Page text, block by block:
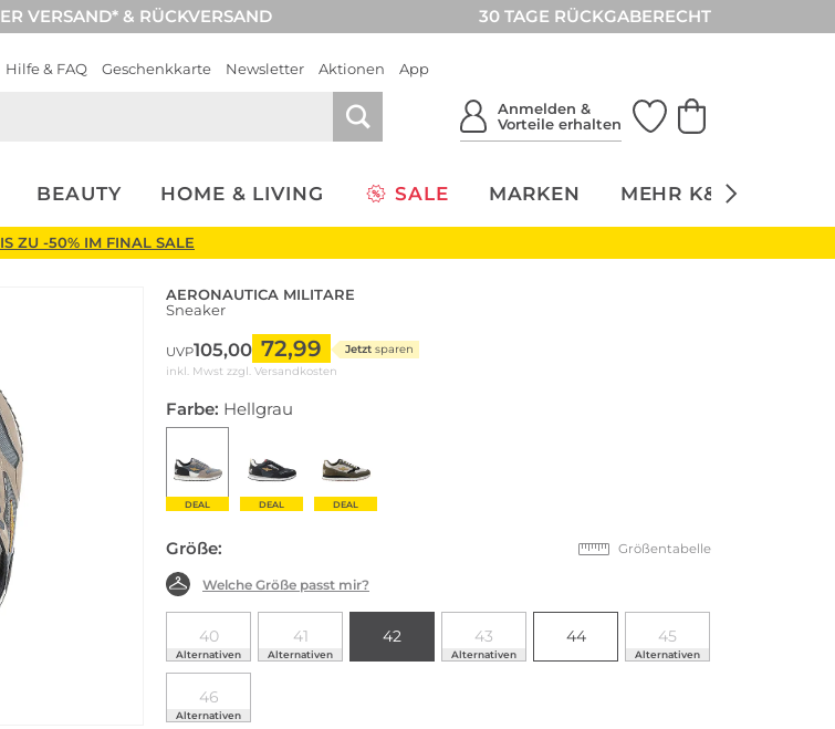
VERSAND* & RÜCKVERSAND 30 TAGE RÜCKGABERECHT
Hilfe & FAQ Geschenkkarte Newsletter Aktionen App
Anmelden &
Vorteile erhalten
BEAUTY HOME & LIVING SALE MARKEN MEHR K&Ö
ZU -50% IM FINAL SALE
AERONAUTICA MILITARE
Sneaker
UVP105,00 72,99 Jetzt sparen
inkl. Mwst zzgl. Versandkosten
Farbe: Hellgrau
DEAL DEAL DEAL
Größe: Größentabelle
Welche Größe passt mir?
40
Alternativen
41
Alternativen
42 43
Alternativen
44 45
Alternativen
46
Alternativen